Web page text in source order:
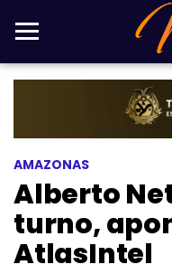
AMAZONAS
Alberto
turno,
AtlasIntel